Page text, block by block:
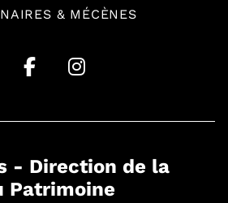
& MÉCÈNES
- Direction de la
Patrimoine